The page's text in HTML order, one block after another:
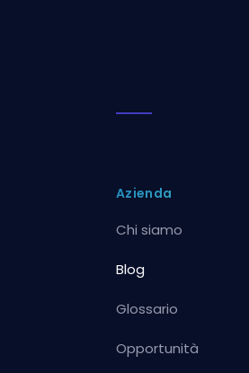
Azienda
Chi siamo
Blog
Glossario
Opportunità